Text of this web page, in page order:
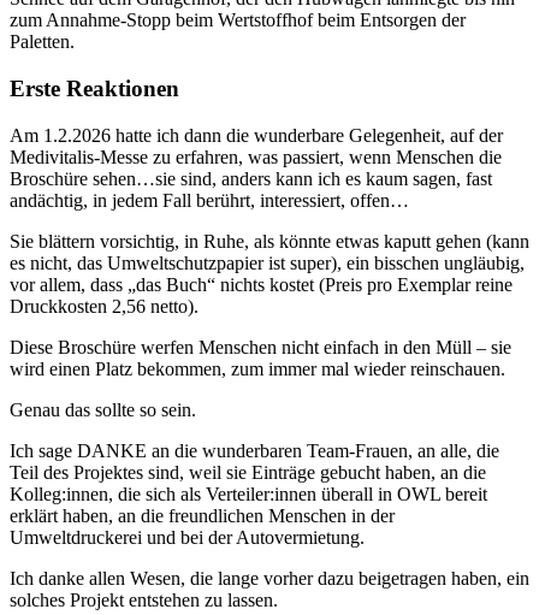
zum Annahme-Stopp beim Wertstoffhof beim Entsorgen der
Paletten.
Erste Reaktionen
Am 1.2.2026 hatte ich dann die wunderbare Gelegenheit, auf der
Medivitalis-Messe zu erfahren, was passiert, wenn Menschen die
Broschüre sehen…sie sind, anders kann ich es kaum sagen, fast
andächtig, in jedem Fall berührt, interessiert, offen…
Sie blättern vorsichtig, in Ruhe, als könnte etwas kaputt gehen (kann
es nicht, das Umweltschutzpapier ist super), ein bisschen ungläubig,
vor allem, dass „das Buch“ nichts kostet (Preis pro Exemplar reine
Druckkosten 2,56 netto).
Diese Broschüre werfen Menschen nicht einfach in den Müll – sie
wird einen Platz bekommen, zum immer mal wieder reinschauen.
Genau das sollte so sein.
Ich sage DANKE an die wunderbaren Team-Frauen, an alle, die
Teil des Projektes sind, weil sie Einträge gebucht haben, an die
Kolleg:innen, die sich als Verteiler:innen überall in OWL bereit
erklärt haben, an die freundlichen Menschen in der
Umweltdruckerei und bei der Autovermietung.
Ich danke allen Wesen, die lange vorher dazu beigetragen haben, ein
solches Projekt entstehen zu lassen.